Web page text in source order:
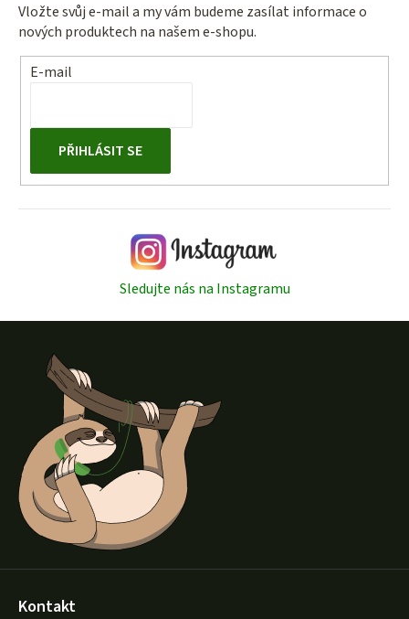
Vložte svůj e-mail a my vám budeme zasílat informace o
nových produktech na našem e-shopu.
E-mail
PŘIHLÁSIT SE
Sledujte nás na Instagramu
Kontakt